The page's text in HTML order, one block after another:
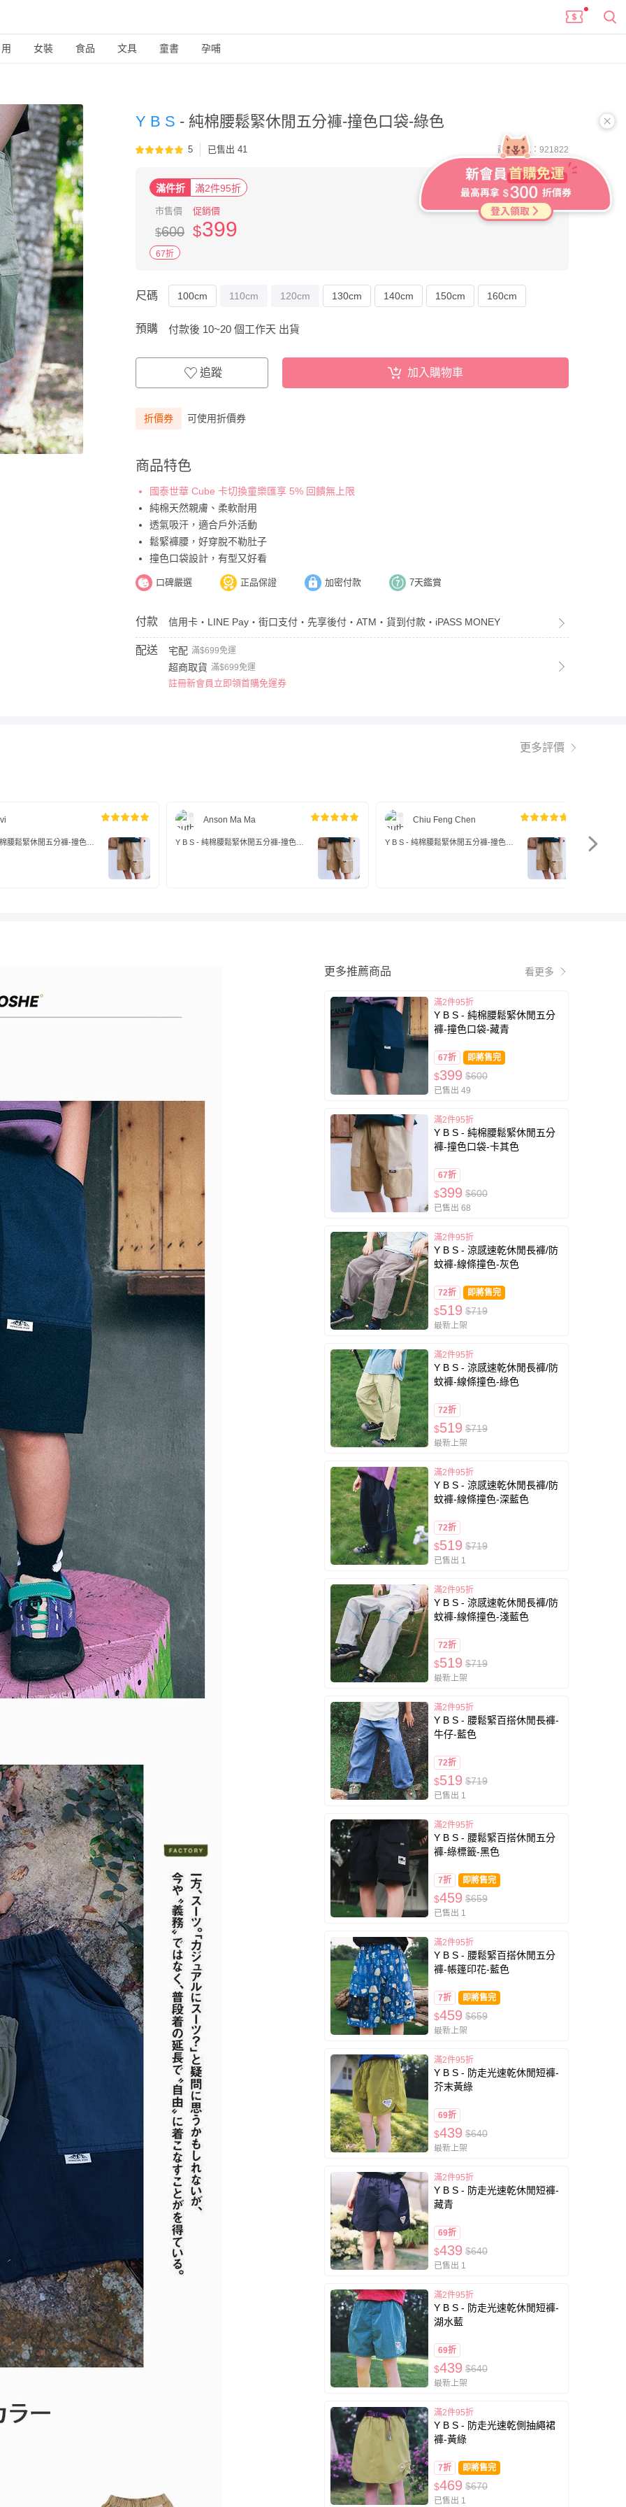
女裝 食品 文具 童書 孕哺
Y B S - 純棉腰鬆緊休閒五分褲-撞色口袋-綠色
5 已售出 41 商品編號：921822
滿件折 滿2件95折 進團購
市售價
$600
促銷價
$399
67折
尺碼 100cm 110cm 120cm 130cm 140cm 150cm 160cm
預購 付款後 10~20 個工作天 出貨
追蹤 加入購物車
折價券 可使用折價券
商品特色
國泰世華 Cube 卡切換童樂匯享 5% 回饋無上限
純棉天然親膚、柔軟耐用
透氣吸汗，適合戶外活動
鬆緊褲腰，好穿脫不勒肚子
撞色口袋設計，有型又好看
口碑嚴選 正品保證 加密付款 7天鑑賞
付款 信用卡・LINE Pay・街口支付・先享後付・ATM・貨到付款・iPASS MONEY
配送 宅配 滿$699免運
超商取貨 滿$699免運
註冊新會員立即領首購免運券
更多評價
腰鬆緊休閒五分褲-撞色口
Anson Ma Ma
Y B S - 純棉腰鬆緊休閒五分褲-撞色口
Chiu Feng Chen
Y B S - 純棉腰鬆緊休閒五分褲-撞色口
Y B S -
更多推薦商品 看更多
滿2件95折
Y B S - 純棉腰鬆緊休閒五分
褲-撞色口袋-藏青
67折 即將售完
$399 $600
已售出 49
滿2件95折
Y B S - 純棉腰鬆緊休閒五分
褲-撞色口袋-卡其色
67折
$399 $600
已售出 68
滿2件95折
Y B S - 涼感速乾休閒長褲/防
蚊褲-線條撞色-灰色
72折 即將售完
$519 $719
最新上架
滿2件95折
Y B S - 涼感速乾休閒長褲/防
蚊褲-線條撞色-綠色
72折
$519 $719
最新上架
滿2件95折
Y B S - 涼感速乾休閒長褲/防
蚊褲-線條撞色-深藍色
72折
$519 $719
已售出 1
滿2件95折
Y B S - 涼感速乾休閒長褲/防
蚊褲-線條撞色-淺藍色
72折
$519 $719
最新上架
滿2件95折
Y B S - 腰鬆緊百搭休閒長褲-
牛仔-藍色
72折
$519 $719
已售出 1
滿2件95折
Y B S - 腰鬆緊百搭休閒五分
褲-綠標籤-黑色
7折 即將售完
$459 $659
已售出 1
滿2件95折
Y B S - 腰鬆緊百搭休閒五分
褲-帳篷印花-藍色
7折 即將售完
$459 $659
最新上架
滿2件95折
Y B S - 防走光速乾休閒短褲-
芥末黃綠
69折
$439 $640
最新上架
滿2件95折
Y B S - 防走光速乾休閒短褲-
藏青
69折
$439 $640
已售出 1
滿2件95折
Y B S - 防走光速乾休閒短褲-
湖水藍
69折
$439 $640
最新上架
滿2件95折
Y B S - 防走光速乾側抽繩裙
褲-黃綠
7折 即將售完
$469 $670
已售出 1